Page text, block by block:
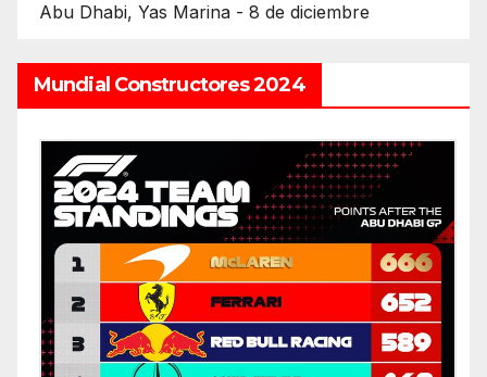
Abu Dhabi, Yas Marina - 8 de diciembre
Mundial Constructores 2024